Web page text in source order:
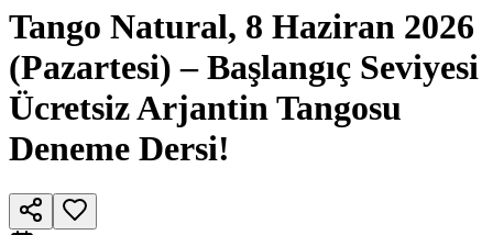
Tango Natural, 8 Haziran 2026
(Pazartesi) – Başlangıç Seviyesi
Ücretsiz Arjantin Tangosu
Deneme Dersi!